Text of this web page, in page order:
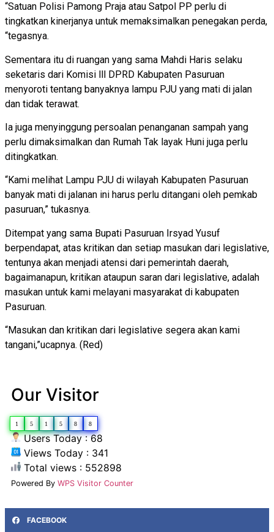
“Satuan Polisi Pamong Praja atau Satpol PP perlu di
tingkatkan kinerjanya untuk memaksimalkan penegakan perda,
“tegasnya.
Sementara itu di ruangan yang sama Mahdi Haris selaku
seketaris dari Komisi lll DPRD Kabupaten Pasuruan
menyoroti tentang banyaknya lampu PJU yang mati di jalan
dan tidak terawat.
Ia juga menyinggung persoalan penanganan sampah yang
perlu dimaksimalkan dan Rumah Tak layak Huni juga perlu
ditingkatkan.
“Kami melihat Lampu PJU di wilayah Kabupaten Pasuruan
banyak mati di jalanan ini harus perlu ditangani oleh pemkab
pasuruan,” tukasnya.
Ditempat yang sama Bupati Pasuruan Irsyad Yusuf
berpendapat, atas kritikan dan setiap masukan dari legislative,
tentunya akan menjadi atensi dari pemerintah daerah,
bagaimanapun, kritikan ataupun saran dari legislative, adalah
masukan untuk kami melayani masyarakat di kabupaten
Pasuruan.
“Masukan dan kritikan dari legislative segera akan kami
tangani,”ucapnya. (Red)
Our Visitor
1 5 1 5 8 8
Users Today : 68
Views Today : 341
Total views : 552898
Powered By WPS Visitor Counter
FACEBOOK